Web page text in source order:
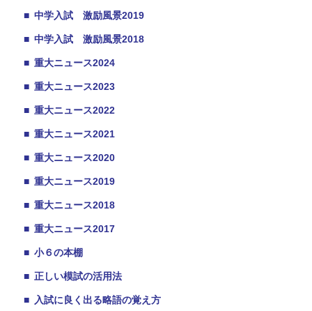
■ 中学入試 激励風景2019
■ 中学入試 激励風景2018
■ 重大ニュース2024
■ 重大ニュース2023
■ 重大ニュース2022
■ 重大ニュース2021
■ 重大ニュース2020
■ 重大ニュース2019
■ 重大ニュース2018
■ 重大ニュース2017
■ 小６の本棚
■ 正しい模試の活用法
■ 入試に良く出る略語の覚え方